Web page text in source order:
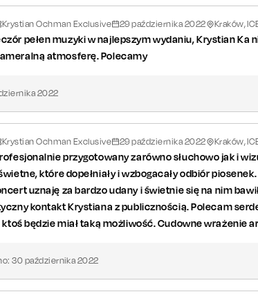
Krystian Ochman Exclusive 29 października 2022 Kraków,
pełen muzyki w najlepszym wydaniu, Krystian Ka
atmosferę. Polecamy
2022
Krystian Ochman Exclusive 29 października 2022 Kraków,
przygotowany zarówno słuchowo jak i
które dopełniały i wzbogacały odbiór
uznaję za bardzo udany i świetnie się na nim
kontakt Krystiana z publicznością. Polecam
będzie miał taką możliwość. Cudowne wrażenie
30 października 2022